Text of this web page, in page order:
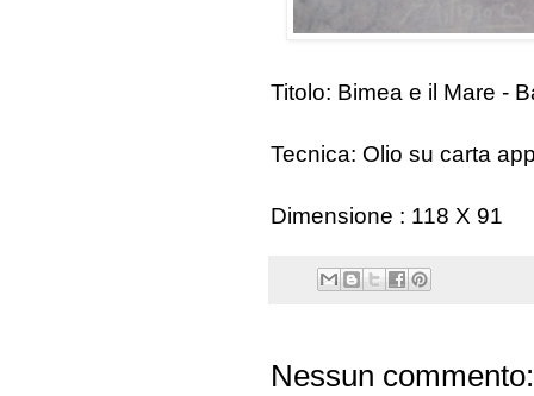
Titolo: Bimea e il Mare -
Tecnica: Olio su carta
Dimensione : 118 X 91
Nessun commento: